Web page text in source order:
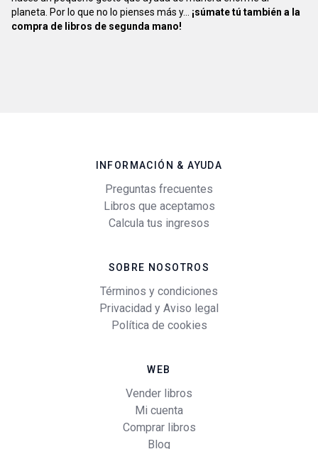
planeta. Por lo que no lo pienses más y... ¡súmate tú también a la
compra de libros de segunda mano!
INFORMACIÓN & AYUDA
Preguntas frecuentes
Libros que aceptamos
Calcula tus ingresos
SOBRE NOSOTROS
Términos y condiciones
Privacidad y Aviso legal
Política de cookies
WEB
Vender libros
Mi cuenta
Comprar libros
Blog